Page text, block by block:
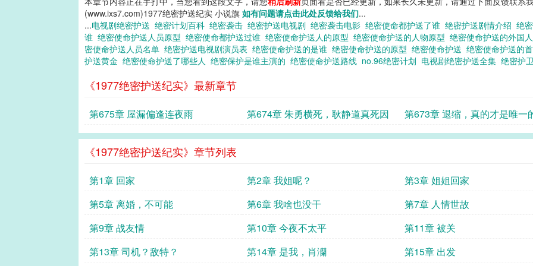
(www.ixs7.com)1977绝密护送纪实 小说旗 如有问题请点击此处反馈给我们...
...电视剧绝密护送 绝密计划百科 绝密袭击 绝密护送电视剧 绝密袭击电影 绝密使命都护送了谁 绝密护送剧情介绍 绝
谁 绝密使命护送人员原型 绝密使命都护送过谁 绝密使命护送人的原型 绝密使命护送的人物原型 绝密使命护送的外国
密使命护送人员名单 绝密护送电视剧演员表 绝密使命护送的是谁 绝密使命护送的原型 绝密使命护送 绝密使命护送的
护送黄金 绝密使命护送了哪些人 绝密保护是谁主演的 绝密使命护送路线 no.96绝密计划 电视剧绝密护送全集 绝密护
《1977绝密护送纪实》最新章节
第675章 屋漏偏逢连夜雨 第674章 朱勇横死，耿静道真死因
第673章 退缩，真的才是唯一
吗？
《1977绝密护送纪实》章节列表
第1章 回家 第2章 我姐呢？
第3章 姐姐回家
第5章 离婚，不可能
第6章 我啥也没干
第7章 人情世故
第9章 战友情
第10章 今夜不太平
第11章 被关
第13章 司机？敌特？
第14章 是我，肖灡 第15章 出发